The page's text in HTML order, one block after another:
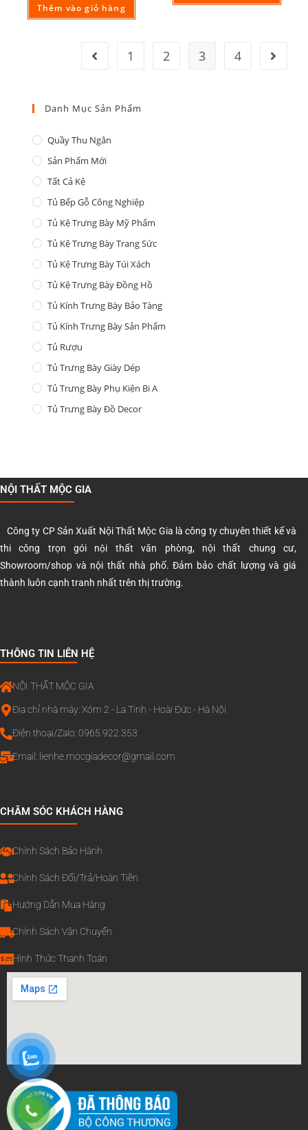
Thêm vào giỏ hàng
1 2 3 4
Danh Mục Sản Phẩm
Quầy Thu Ngân
Sản Phẩm Mới
Tất Cả Kệ
Tủ Bếp Gỗ Công Nghiệp
Tủ Kệ Trưng Bày Mỹ Phẩm
Tủ Kệ Trưng Bày Trang Sức
Tủ Kệ Trưng Bày Túi Xách
Tủ Kệ Trưng Bày Đồng Hồ
Tủ Kính Trưng Bày Bảo Tàng
Tủ Kính Trưng Bày Sản Phẩm
Tủ Rượu
Tủ Trưng Bày Giày Dép
Tủ Trưng Bày Phụ Kiện Bi A
Tủ Trưng Bày Đồ Decor
NỘI THẤT MỘC GIA
Công ty CP Sản Xuất Nội Thất Mộc Gia là công ty chuyên thiết kế và
thi công trọn gói nội thất văn phòng, nội thất chung cư,
Showroom/shop và nội thất nhà phố. Đảm bảo chất lượng và giá
thành luôn cạnh tranh nhất trên thị trường.
THÔNG TIN LIÊN HỆ
NỘI THẤT MỘC GIA
Địa chỉ nhà máy: Xóm 2 - La Tinh - Hoài Đức - Hà Nội
Điện thoại/Zalo: 0965.922.353
Email: lienhe.mocgiadecor@gmail.com
CHĂM SÓC KHÁCH HÀNG
Chính Sách Bảo Hành
Chính Sách Đổi/Trả/Hoàn Tiền
Hướng Dẫn Mua Hàng
Chính Sách Vận Chuyển
Hình Thức Thanh Toán